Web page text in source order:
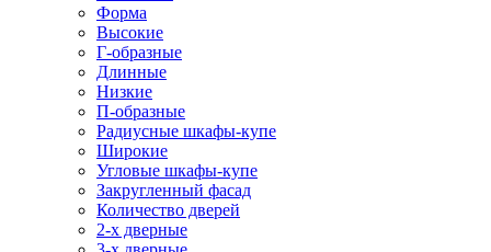
Форма
Высокие
Г-образные
Длинные
Низкие
П-образные
Радиусные шкафы-купе
Широкие
Угловые шкафы-купе
Закругленный фасад
Количество дверей
2-х дверные